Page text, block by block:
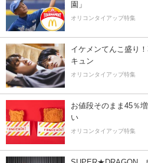
園」
オリコンタイアップ特集
イケメンてんこ盛り
キュン
オリコンタイアップ特集
お値段そのまま45％
い
オリコンタイアップ特集